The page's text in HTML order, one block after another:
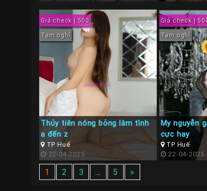
Giá check | 500
Tạm nghỉ
Thủy tiên nóng bỏng làm tình
a đến z
TP Huế
22-04-2025
Giá check |
Tạm nghỉ
My nguyễn
cực hay
TP Huế
22-04-2025
1 2 3 … 5 »